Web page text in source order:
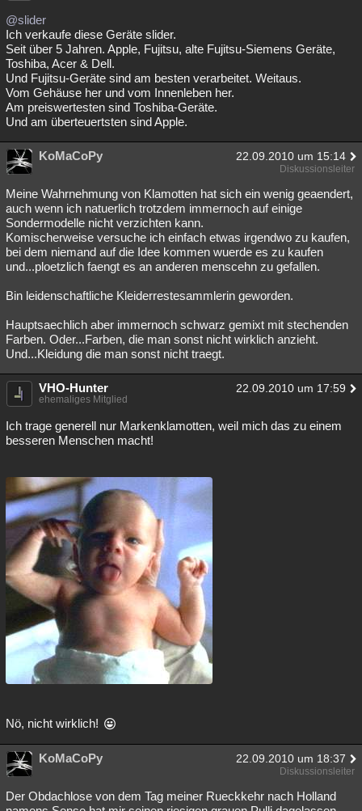
@slider
Ich verkaufe diese Geräte slider.
Seit über 5 Jahren. Apple, Fujitsu, alte Fujitsu-Siemens Geräte,
Toshiba, Acer & Dell.
Und Fujitsu-Geräte sind am besten verarbeitet. Weitaus.
Vom Gehäuse her und vom Innenleben her.
Am preiswertesten sind Toshiba-Geräte.
Und am überteuertsten sind Apple.
KoMaCoPy 22.09.2010 um 15:14
Diskussionsleiter
Meine Wahrnehmung von Klamotten hat sich ein wenig geaendert,
auch wenn ich natuerlich trotzdem immernoch auf einige
Sondermodelle nicht verzichten kann.
Komischerweise versuche ich einfach etwas irgendwo zu kaufen,
bei dem niemand auf die Idee kommen wuerde es zu kaufen
und...ploetzlich faengt es an anderen menscehn zu gefallen.
Bin leidenschaftliche Kleiderrestesammlerin geworden.
Hauptsaechlich aber immernoch schwarz gemixt mit stechenden
Farben. Oder...Farben, die man sonst nicht wirklich anzieht.
Und...Kleidung die man sonst nicht traegt.
VHO-Hunter 22.09.2010 um 17:59
ehemaliges Mitglied
Ich trage generell nur Markenklamotten, weil mich das zu einem
besseren Menschen macht!
Nö, nicht wirklich!
KoMaCoPy 22.09.2010 um 18:37
Diskussionsleiter
Der Obdachlose von dem Tag meiner Rueckkehr nach Holland